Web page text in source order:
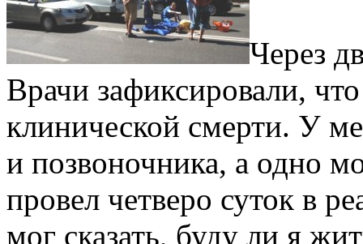
Через
Врачи зафиксировали,
клинической смерти. У
и позвоночника, а одно
провел четверо суток в
мог сказать, буду ли я